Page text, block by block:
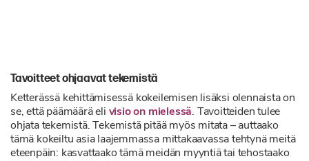
Tavoitteet ohjaavat tekemistä
Ketterässä kehittämisessä kokeilemisen lisäksi olennaista on
se, että päämäärä eli visio on mielessä. Tavoitteiden tulee
ohjata tekemistä. Tekemistä pitää myös mitata – auttaako
tämä kokeiltu asia laajemmassa mittakaavassa tehtynä meitä
eteenpäin: kasvattaako tämä meidän myyntiä tai tehostaako